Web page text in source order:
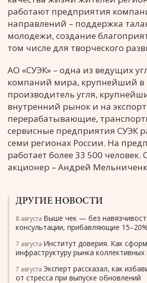
работают предприятия
направлений – поддержка
молодежи, создание
том числе для творческого
АО «СУЭК» – одна из ведущих
компаний мира, крупнейший в
производитель угля,
внутренний рынок и на
перерабатывающие,
сервисные предприятия СУЭК
семи регионах России. На
работает более 33 500 человек.
акционер – Андрей
ДРУГИЕ НОВОСТИ
8 августа Выше чек — без
консультации, прибавляющие
7 августа Институт доверия. Как
инфраструктуру рынка коллективных
7 августа Эксперт рассказал, как
от стресса при выпуске обновлений